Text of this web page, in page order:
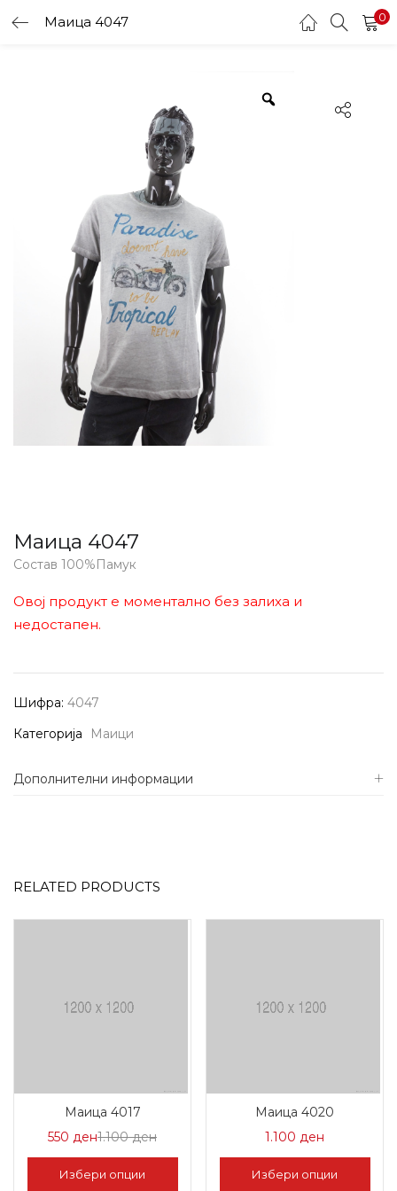
Маица 4047 0
Маица 4047
Состав 100%Памук
Овој продукт е моментално без залиха и
недостапен.
Шифра: 4047
Категорија
Маици
Дополнителни информации
RELATED PRODUCTS
Маица 4017
550 денЦена
на
Попуст:
1.100денНормална
Цена
Избери опции
Маица 4020
1.100 ден
Избери опции
LOGIN
Enter your username and password to login.
Remember me
Login
Lost password?